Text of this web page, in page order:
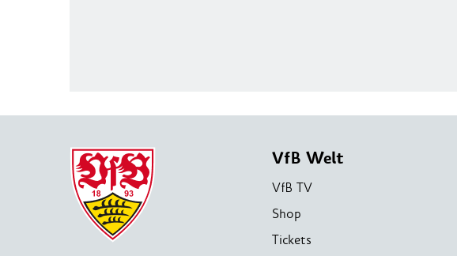
VfB Welt
VfB TV
Shop
Tickets